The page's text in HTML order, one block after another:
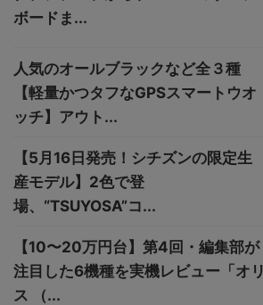
ボードま...
人気のオールブラックなど全３種
【軽量かつタフなGPSスマートウオ
ッチ】アウト...
【5月16日発売！シチズンの限定生
産モデル】2色で登
場、“TSUYOSA”コ...
【10〜20万円台】第4回・編集部が
注目した6機種を実機レビュー「オリ
ス （...